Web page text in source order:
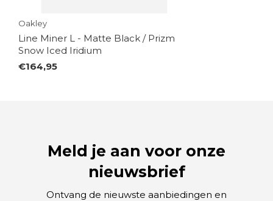
Oakley
Line Miner L - Matte Black / Prizm
Snow Iced Iridium
€164,95
Meld je aan voor onze
nieuwsbrief
Ontvang de nieuwste aanbiedingen en